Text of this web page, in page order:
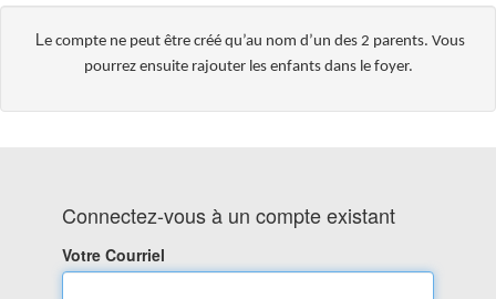
Le compte ne peut être créé qu’au nom d’un des 2 parents. Vous
pourrez ensuite rajouter les enfants dans le foyer.
Connectez-vous à un compte existant
Votre Courriel